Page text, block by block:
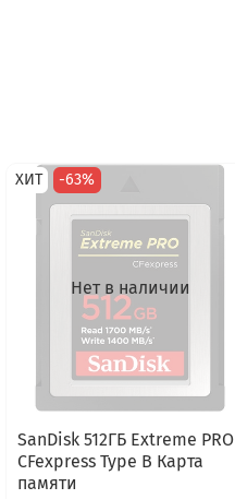
Нет в наличии
ХИТ -63%
SanDisk 512ГБ Extreme PRO
CFexpress Type B Карта
памяти